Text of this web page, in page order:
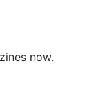
now.